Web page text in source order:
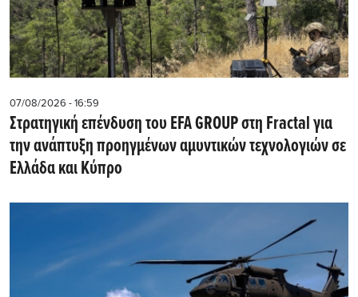
07/08/2026 - 16:59
Στρατηγική επένδυση του EFA GROUP στη Fractal για
την ανάπτυξη προηγμένων αμυντικών τεχνολογιών σε
Ελλάδα και Κύπρο